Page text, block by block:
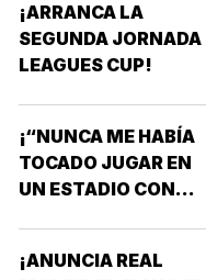
¡ARRANCA LA
SEGUNDA JORNADA
LEAGUES CUP!
¡“NUNCA ME HABÍA
TOCADO JUGAR EN
UN ESTADIO CON
¡ANUNCIA REAL